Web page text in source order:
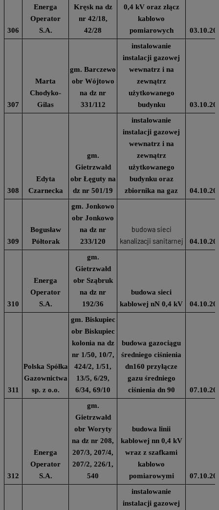
306
Energa
Operator
S.A.
Kręsk na dz
nr 42/18,
42/28
0,4 kV oraz złącz
kablowo
pomiarowych
307
Marta
Chodyko-
Gilas
gm. Barczewo
obr Wójtowo
na dz nr
331/112
instalowanie
instalacji gazowej
wewnatrz i na
zewnątrz
użytkowanego
budynku
308
Edyta
Czarnecka
gm.
Gietrzwałd
obr Łęguty na
dz nr 501/19
instalowanie
instalacji gazowej
wewnatrz i na
zewnątrz
użytkowanego
budynku oraz
zbiornika na gaz
309
Bogusław
Półtorak
gm. Jonkowo
obr Jonkowo
na dz nr
233/120
budowa sieci
kanalizacji sanitarnej
310
Energa
Operator
S.A.
gm.
Gietrzwałd
obr Sząbruk
na dz nr
192/36
budowa sieci
kablowej nN 0,4 kV
311
Polska Spółka
Gazownictwa
sp. z o.o.
gm. Biskupiec
obr Biskupiec
kolonia na dz
nr 1/50, 10/7,
424/2, 1/51,
13/5, 6/29,
6/34, 69/10
budowa gazociągu
średniego ciśnienia
dn160 przyłącze
gazu średniego
ciśnienia dn 90
312
Energa
Operator
S.A.
gm.
Gietrzwałd
obr Woryty
na dz nr 208,
207/3, 207/4,
207/2, 226/1,
540
budowa linii
kablowej nn 0,4 kV
wraz z szafkami
kablowo
pomiarowymi
instalowanie
instalacji gazowej